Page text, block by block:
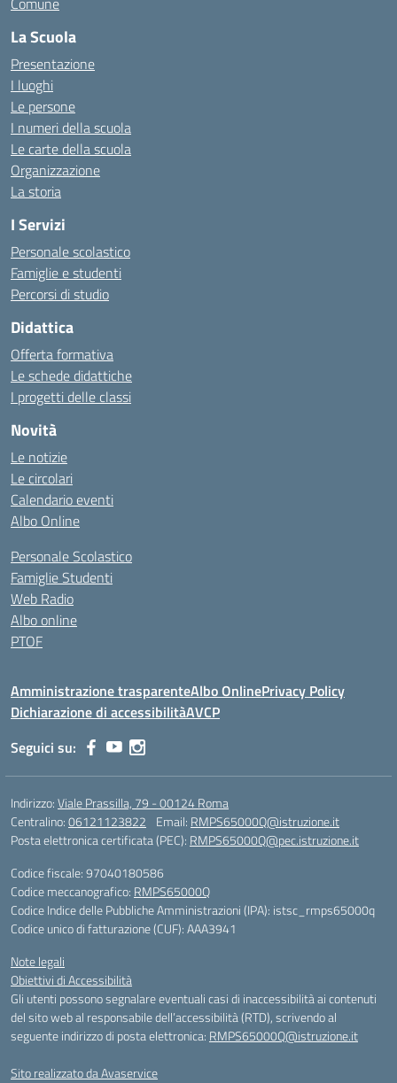
La Scuola
Presentazione
I luoghi
Le persone
I numeri della scuola
Le carte della scuola
Organizzazione
La storia
I Servizi
Personale scolastico
Famiglie e studenti
Percorsi di studio
Didattica
Offerta formativa
Le schede didattiche
I progetti delle classi
Novità
Le notizie
Le circolari
Calendario eventi
Albo Online
Personale Scolastico
Famiglie Studenti
Web Radio
Albo online
PTOF
Amministrazione trasparenteAlbo OnlinePrivacy Policy
Dichiarazione di accessibilitàAVCP
Seguici su:
Indirizzo:Viale Prassilla, 79 - 00124 Roma
Centralino:06121123822 Email: RMPS65000Q@istruzione.it
Posta elettronica certificata (PEC): RMPS65000Q@pec.istruzione.it
Codice fiscale: 97040180586
Codice meccanografico: RMPS65000Q
Codice Indice delle Pubbliche Amministrazioni (IPA): istsc_rmps65000q
Codice unico di fatturazione (CUF): AAA3941
Note legali
Obiettivi di Accessibilità
Gli utenti possono segnalare eventuali casi di inaccessibilità ai contenuti
del sito web al responsabile dell’accessibilità (RTD), scrivendo al
seguente indirizzo di posta elettronica: RMPS65000Q@istruzione.it
Sito realizzato da Avaservice